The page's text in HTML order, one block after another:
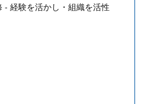
- 経験を活かし・組織を活性